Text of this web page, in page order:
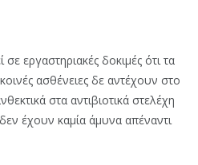
εργαστηριακές δοκιμές ότι τα
ασθένειες δε αντέχουν στο
στα αντιβιοτικά στελέχη
έχουν καμία άμυνα απέναντι